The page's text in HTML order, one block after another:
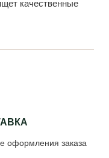
качественные
оформления заказа